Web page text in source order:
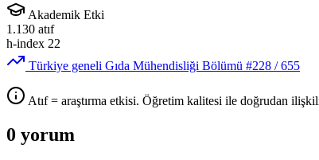
Akademik Etki
1.130 atıf
h-index 22
Türkiye geneli Gıda Mühendisliği Bölümü #228 / 655
Atıf = araştırma etkisi. Öğretim kalitesi ile doğrudan
0 yorum